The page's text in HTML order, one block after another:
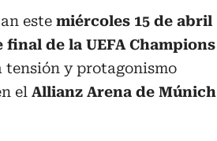
este miércoles 15 de abril
de la UEFA Champions
tensión y protagonismo
el Allianz Arena de Múnich